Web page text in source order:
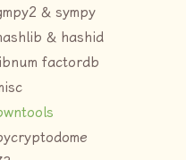
& sympy
& hashid
factordb